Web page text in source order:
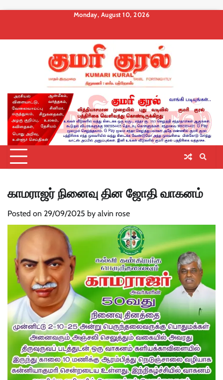
content
Monday, August 10, 2026
Policy
Conditions
CheckoutCancel
காமராஜர் நினைவு தின ஜோதி வாகனம்
Posted on 29/09/2025 by alvin rose